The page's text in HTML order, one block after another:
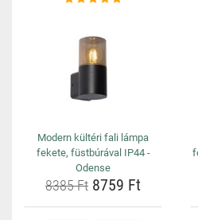
Modern kültéri fali lámpa
fekete, füstbúrával IP44 -
Odense
8385 Ft 8759 Ft